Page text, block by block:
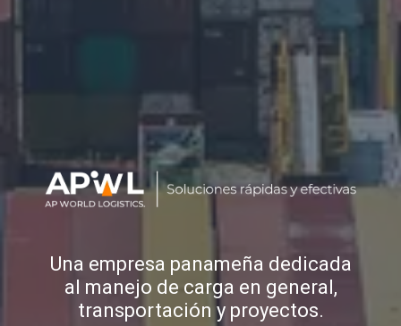
Una empresa panameña dedicada
al manejo de carga en general,
transportación y proyectos.